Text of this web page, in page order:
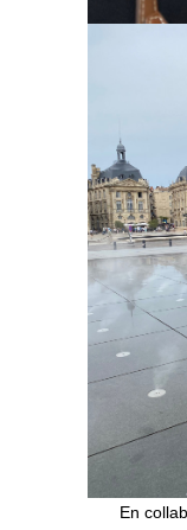
En